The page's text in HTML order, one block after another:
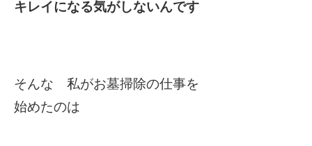
キレイになる気がしないんです
そんな 私がお墓掃除の仕事を
始めたのは